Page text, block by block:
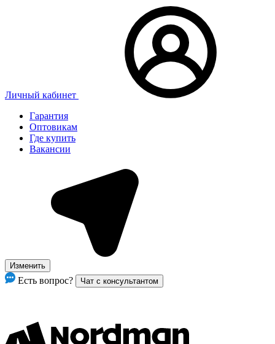
Личный кабинет
Гарантия
Оптовикам
Где купить
Вакансии
Изменить
Есть вопрос? Чат с консультантом